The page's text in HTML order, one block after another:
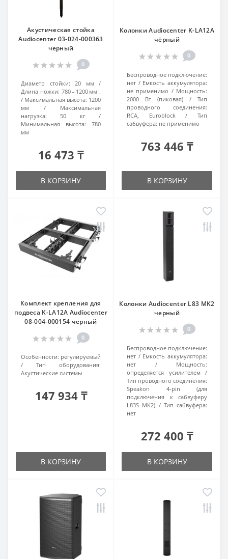
Акустическая стойка
Audiocenter 03-024-000363
черный
0
Диаметр стойки:
20 мм
Длина ножки: 780 – 1200 мм .
Максимальная высота: 1200
мм
Максимальная
нагрузка:
50 кг
Минимальная высота:
780
мм
16 473 ₸
В КОРЗИНУ
Колонки Audiocenter K-LA12A
чёрный
0
Беспроводное подключение:
нет
Емкость аккумулятора:
не применимо
Мощность:
2000 Вт (пиковая)
Тип
проводного соединения:
RCA, Euroblock
Тип
сабвуфера: не применимо
763 446 ₸
В КОРЗИНУ
Комплект крепления для
подвеса K-LA12A Audiocenter
08-004-000154 черный
0
Особенности: регулируемый
Тип оборудования:
Акустические системы
147 934 ₸
В КОРЗИНУ
Колонки Audiocenter L83 MK2
черный
0
Беспроводное подключение:
нет
Емкость аккумулятора:
нет
Мощность:
определяется усилителем
Тип проводного соединения:
Speakon 4-pin (для
подключения к сабвуферу
L83S MK2)
Тип сабвуфера:
нет
272 400 ₸
В КОРЗИНУ